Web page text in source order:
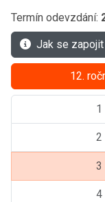
Termín odevzdání:
Jak se zapojit
12.
1
2
3
4